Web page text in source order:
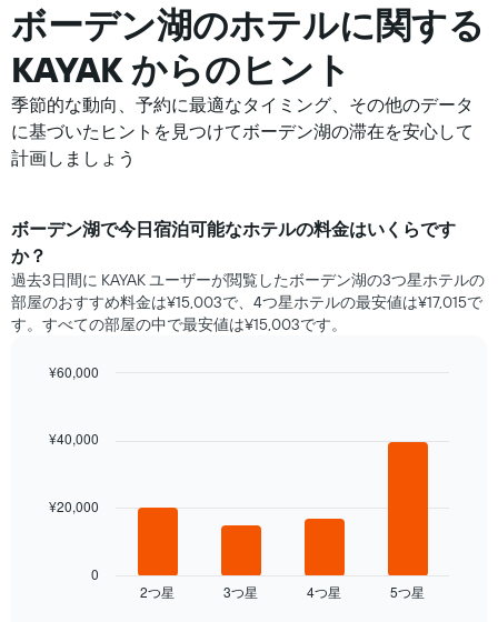
ボーデン湖の​ホテルに関する
KAYAK からのヒント
季節的な動向、予約に最適なタイミング、その他のデータ
に基づいたヒントを見つけてボーデン湖の滞在を安心して
計画しましょう
ボーデン湖​で​今日宿泊可能な​ホテル​の料金はいくらです
か？
過去3日間に KAYAK ユーザーが閲覧したボーデン湖の3つ星ホテル​の
部屋のおすすめ料金は¥15,003で、4つ星ホテルの最安値は¥17,015で
す。すべての部屋の中で最安値は¥15,003​です。
with
次
2​つ星​ 3​つ星​ 4​つ星​ 5​つ星​
0
¥20,000
¥40,000
¥60,000